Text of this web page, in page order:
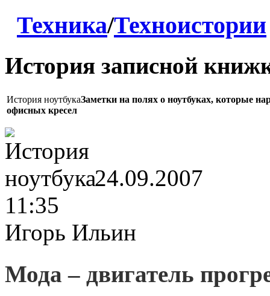
Техника/Техноистории
История записной
История ноутбукаЗаметки на полях о ноутбуках, которые
офисных кресел
24.09.2007
11:35
Игорь Ильин
Мода – двигатель